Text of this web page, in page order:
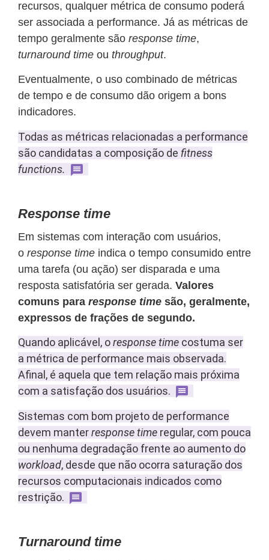
recursos, qualquer métrica de consumo poderá
ser associada a performance. Já as métricas de
tempo geralmente são response time,
turnaround time ou throughput.
Eventualmente, o uso combinado de métricas
de tempo e de consumo dão origem a bons
indicadores.
Todas as métricas relacionadas a performance
são candidatas a composição de fitness
functions.
Response time
Em sistemas com interação com usuários,
o response time indica o tempo consumido entre
uma tarefa (ou ação) ser disparada e uma
resposta satisfatória ser gerada. Valores
comuns para response time são, geralmente,
expressos de frações de segundo.
Quando aplicável, oresponse time costuma ser
a métrica de performance mais observada.
Afinal, é aquela que tem relação mais próxima
com a satisfação dos usuários.
Sistemas com bom projeto de performance
devem manterresponse time regular, com pouca
ou nenhuma degradação frente ao aumento do
workload, desde que não ocorra saturação dos
recursos computacionais indicados como
restrição.
Turnaround time